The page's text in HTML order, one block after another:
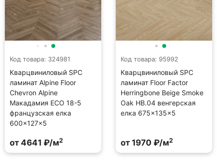
Код товара: 324981
Кварцвиниловый SPC
ламинат Alpine Floor
Chevron Alpine
Макадамия ECO 18-5
французская елка
600×127×5
от 4641 ₽/м2
Код товара: 95992
Кварцвиниловый SPC
ламинат Floor Factor
Herringbone Beige Smoke
Oak HB.04 венгерская
елка 675×135×5
от 1970 ₽/м2